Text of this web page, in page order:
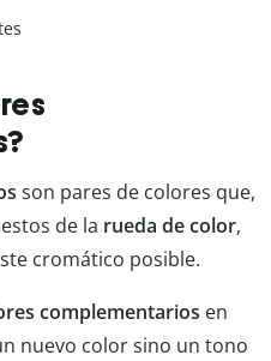
son pares de colores que,
de la rueda de color,
cromático posible.
complementarios en
nuevo color sino un tono